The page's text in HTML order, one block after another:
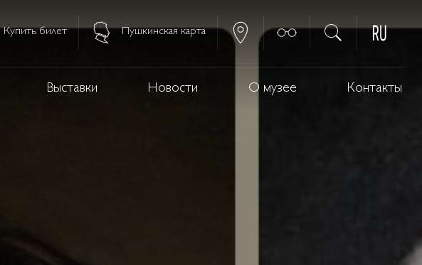
Купить билет Пушкинская карта
Выставки Новости О музее Контакты